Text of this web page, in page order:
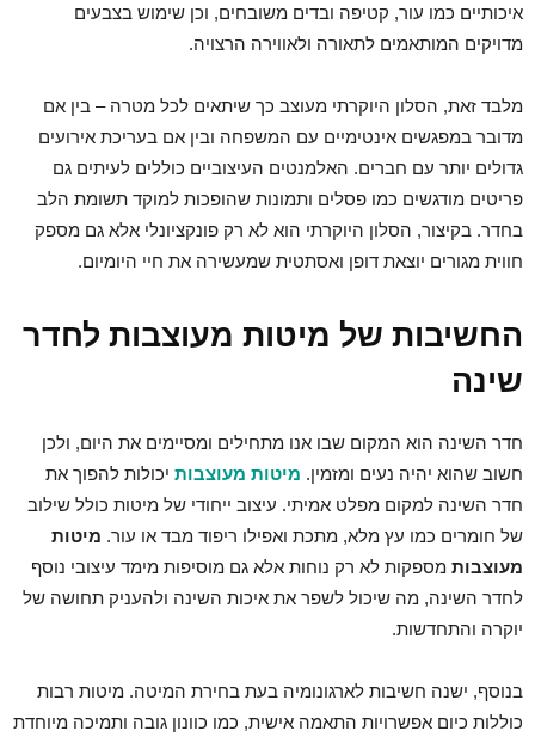
איכותיים כמו עור, קטיפה ובדים משובחים, וכן שימוש בצבעים
מדויקים המותאמים לתאורה ולאווירה הרצויה.
מלבד זאת, הסלון היוקרתי מעוצב כך שיתאים לכל מטרה – בין אם
מדובר במפגשים אינטימיים עם המשפחה ובין אם בעריכת אירועים
גדולים יותר עם חברים. האלמנטים העיצוביים כוללים לעיתים גם
פריטים מודגשים כמו פסלים ותמונות שהופכות למוקד תשומת הלב
בחדר. בקיצור, הסלון היוקרתי הוא לא רק פונקציונלי אלא גם מספק
חווית מגורים יוצאת דופן ואסתטית שמעשירה את חיי היומיום.
החשיבות של מיטות מעוצבות לחדר
שינה
חדר השינה הוא המקום שבו אנו מתחילים ומסיימים את היום, ולכן
חשוב שהוא יהיה נעים ומזמין. מיטות מעוצבות יכולות להפוך את
חדר השינה למקום מפלט אמיתי. עיצוב ייחודי של מיטות כולל שילוב
של חומרים כמו עץ מלא, מתכת ואפילו ריפוד מבד או עור. מיטות
מעוצבות מספקות לא רק נוחות אלא גם מוסיפות מימד עיצובי נוסף
לחדר השינה, מה שיכול לשפר את איכות השינה ולהעניק תחושה של
יוקרה והתחדשות.
בנוסף, ישנה חשיבות לארגונומיה בעת בחירת המיטה. מיטות רבות
כוללות כיום אפשרויות התאמה אישית, כמו כוונון גובה ותמיכה מיוחדת